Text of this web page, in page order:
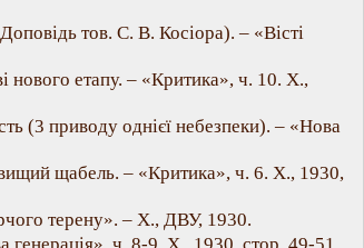
тов. С. В. Косіора). – «Вісті
нового етапу. – «Критика», ч. 10. X.,
(3 приводу однієї небезпеки). – «Нова
щабель. – «Критика», ч. 6. X., 1930,
терену». – X., ДВУ, 1930.